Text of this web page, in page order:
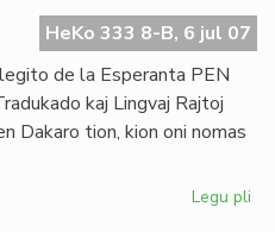
HeKo 333 8-B, 6 jul 07
de la Esperanta PEN
kaj Lingvaj Rajtoj
Dakaro tion, kion oni nomas
Legu pli